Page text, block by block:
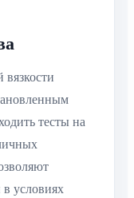
тесты на
в условиях